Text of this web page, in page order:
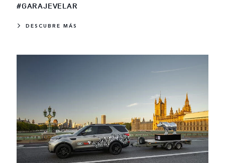
#GARAJEVELAR
DESCUBRE MÁS